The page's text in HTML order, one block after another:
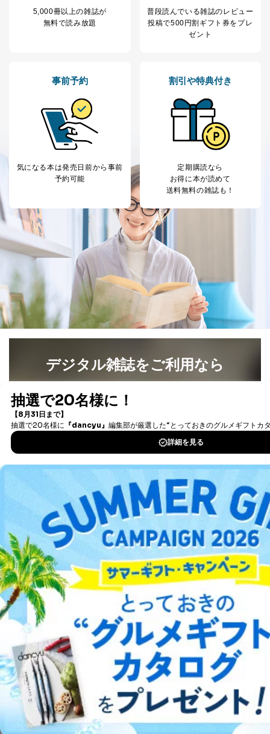
応じた新商品・サービスに関する
広告のため
お問い合わせ対応、トラブル対
当社カスタマーQ＆
Aサービス利用者
ｅメール等によるカスタマーQ＆A
サイトのサービス内容のご案内の
ｅメール等による商品、サービ
ス、キャンペーン等の広告に関す
4
個人情報
採用選考、ご連絡のため
当社の従業者の個
人事、総務などの雇用管理等のた
6
企業）からの委託
により当社の
定期購読サービス
等をご利用の方の
個人情報
購入商品配送のため
提携企業及びお客様がご購入され
た商品の発売元企業からのｅメー
ル等による商品、
サービス、キャンペーン等の広告
に関するご案内のため
SNS公式アカウン
トに登録された方
の個人情報
当社のサービス利用状況の把握お
よびその分析のため
お問い合わせ対応、トラブル対
処、オペレーター教育など応対品
質向上のため
ため
※上記の利用目的のうちNo.1～5については保有個人デ
ータ（開示対象個人情報）の利用目的であり、下記4.の
開示等のご請求に対応させていただきます。
なお、6、7については、パートナー（提携企業）様又は
各SNS運営会社様にご請求いただきますようお願い致し
ます。
当社は、取得した個人情報を適切に管理し､あらかじめ
本人の同意を得ることなく第三者に提供することはあり
ません。ただし、次の場合は除きます。
法令に基づく場合
人の生命､身体または財産の保護のために必要がある
場合であって、本人の同意を得ることが困難であると
き。
公衆衛生の向上または児童の健全な育成の推進のため
に特に必要がある場合であって、本人の同意を得るこ
とが困難である場合。
国の機関もしくは地方公共団体またはその委託を受け
た者が法令の定める事務を遂行することに対して協力
する必要がある場合であって、本人の同意を得ること
により当該事務の遂行に支障を及ぼすおそれがあると
き。
上記２．の利用目的を実施するために守秘義務を結ん
だ企業に、業務の一部として個人情報の取扱いを委
託・提供する場合、その業務に必要な範囲で委託・提
供先企業に個人情報を開示することがあります。
委託・提供先企業は具体的には以下のような企業です
が、これらに限りません。
委託先：カスタマーサポート支援会社 、クレジッ
トカード決済などの決済代行・料金回収会社、広
5,000冊以上の雑誌が
無料で読み放題
普段読んでいる雑誌のレビュー
投稿で500円割ギフト券をプレ
ゼント
事前予約
気になる本は発売日前から事前
予約可能
割引や特典付き
定期購読なら
お得に本が読めて
送料無料の雑誌も！
デジタル雑誌をご利用なら
書籍）が無料で読み放題！
DOWNLOAD FOR IOS
DOWNLOAD FOR ANDROID
ご利用方法はこちら
総合案内
アフィリエイト 採用情報
プレスリリース お問い合わせ
利用規約プライバシーポリシー 特定商取引法に基づく表示
出版社の皆様へ
投資家の皆様へサイトマップ
©︎2002 FUJISAN MAGAZINE SERVICE CO., Ltd.